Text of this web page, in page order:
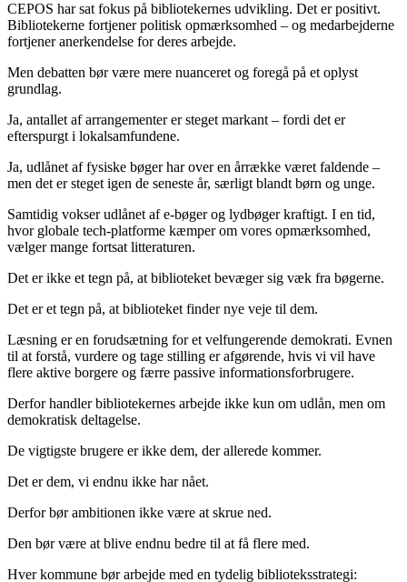
CEPOS har sat fokus på bibliotekernes udvikling. Det er positivt.
Bibliotekerne fortjener politisk opmærksomhed – og medarbejderne
fortjener anerkendelse for deres arbejde.
Men debatten bør være mere nuanceret og foregå på et oplyst
grundlag.
Ja, antallet af arrangementer er steget markant – fordi det er
efterspurgt i lokalsamfundene.
Ja, udlånet af fysiske bøger har over en årrække været faldende –
men det er steget igen de seneste år, særligt blandt børn og unge.
Samtidig vokser udlånet af e-bøger og lydbøger kraftigt. I en tid,
hvor globale tech-platforme kæmper om vores opmærksomhed,
vælger mange fortsat litteraturen.
Det er ikke et tegn på, at biblioteket bevæger sig væk fra bøgerne.
Det er et tegn på, at biblioteket finder nye veje til dem.
Læsning er en forudsætning for et velfungerende demokrati. Evnen
til at forstå, vurdere og tage stilling er afgørende, hvis vi vil have
flere aktive borgere og færre passive informationsforbrugere.
Derfor handler bibliotekernes arbejde ikke kun om udlån, men om
demokratisk deltagelse.
De vigtigste brugere er ikke dem, der allerede kommer.
Det er dem, vi endnu ikke har nået.
Derfor bør ambitionen ikke være at skrue ned.
Den bør være at blive endnu bedre til at få flere med.
Hver kommune bør arbejde med en tydelig biblioteksstrategi: